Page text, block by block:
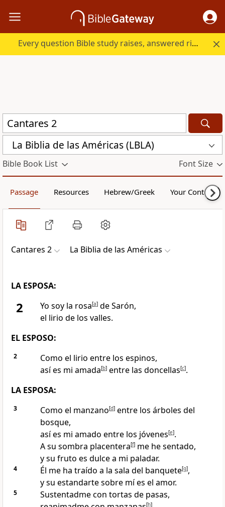
Every question Bible study raises, answered right here.
La Biblia de las Américas (LBLA)
Bible Book List Font Size
Passage Resources Hebrew/Greek Your Content
Cantares 2 La Biblia de las Américas
LA ESPOSA:
2 Yo soy la rosa[a]de Sarón,
el lirio de los valles.
EL ESPOSO:
2
Como el lirio entre los espinos,
así es mi amada[b]entre las doncellas[c].
LA ESPOSA:
3 Como el manzano[d]entre los árboles del
bosque,
así es mi amado entre los jóvenes[e].
A su sombra placentera[f]me he sentado,
y su fruto es dulce a mi paladar.
4 Él me ha traído a la sala del banquete[g],
y su estandartesobre mí es el amor.
5 Sustentadme con tortas de pasas,
[h]